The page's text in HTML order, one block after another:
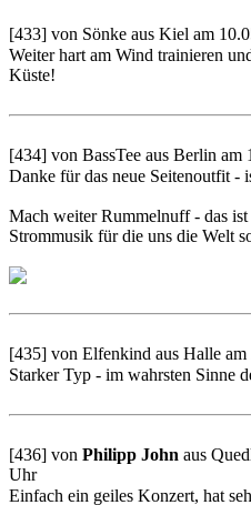
[433] von Sönke aus Kiel am
Weiter hart am Wind trainieren
Küste!
[434] von BassTee aus Berlin
Danke für das neue Seitenoutfit -
Mach weiter Rummelnuff - das ist
Strommusik für die uns die Welt
[435] von Elfenkind aus Halle
Starker Typ - im wahrsten Sinne
[436] von Philipp John aus
Uhr
Einfach ein geiles Konzert, hat